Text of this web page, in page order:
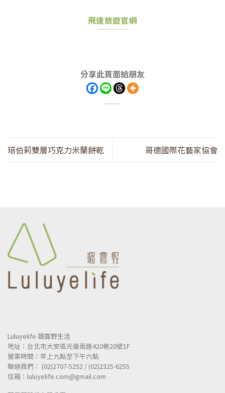
飛達旅遊官網
分享此頁面給朋友
琣伯莉雙層巧克力米蘭餅乾 哥德國際花藝家協會
Luluyelife 璐露野生活
地址：台北市大安區光復南路420巷20號1F
營業時間：早上九點至下午六點
聯絡我們： (02)2707-5252 / (02)2325-6255
信箱：luluyelife.com@gmail.com